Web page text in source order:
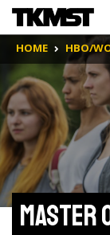
HOME HBO/
Master